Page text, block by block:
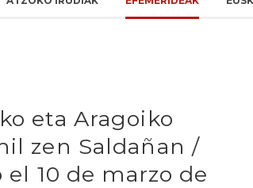
eta Aragoiko
zen Saldañan /
10 de marzo de